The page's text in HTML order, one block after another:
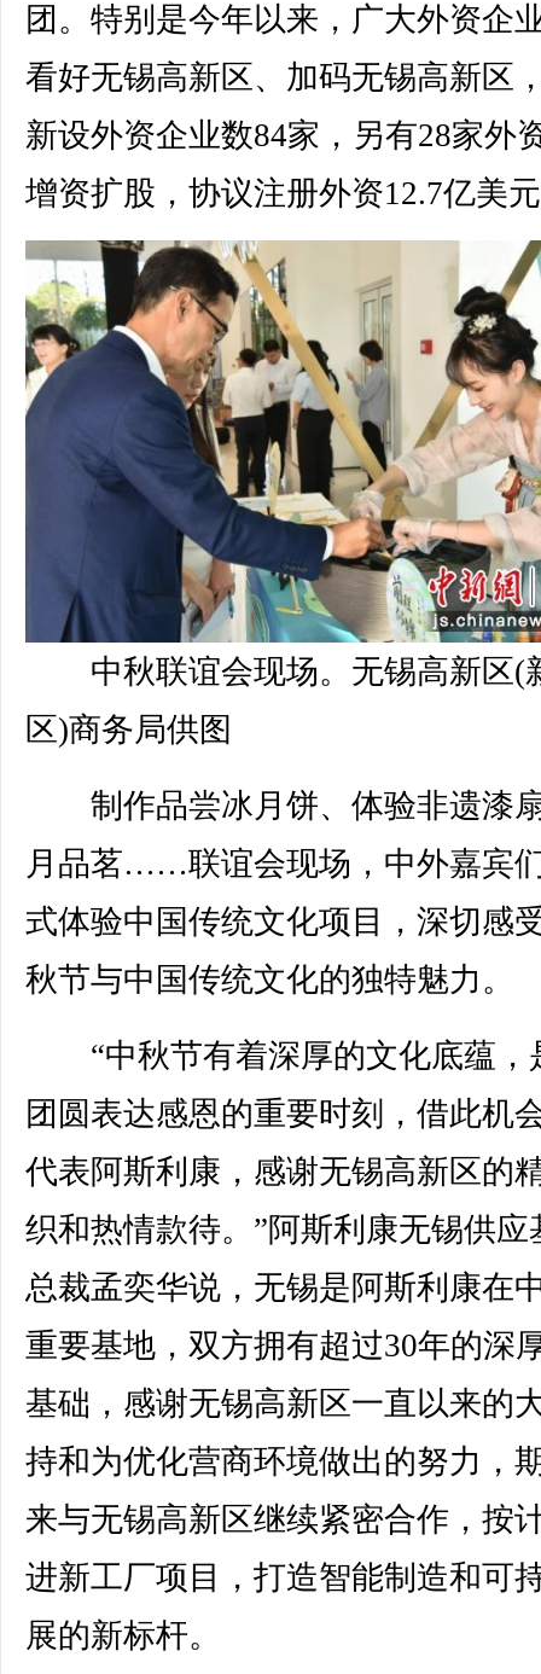
团。特别是今年以来，广大外资企
看好无锡高新区、加码无锡高新区
新设外资企业数84家，另有28家外
增资扩股，协议注册外资12.7亿美
中秋联谊会现场。无锡高新区(
区)商务局供图
制作品尝冰月饼、体验非遗漆
月品茗……联谊会现场，中外嘉宾
式体验中国传统文化项目，深切感
秋节与中国传统文化的独特魅力。
“中秋节有着深厚的文化底蕴，
团圆表达感恩的重要时刻，借此机
代表阿斯利康，感谢无锡高新区的
织和热情款待。”阿斯利康无锡供应
总裁孟奕华说，无锡是阿斯利康在
重要基地，双方拥有超过30年的深
基础，感谢无锡高新区一直以来的
持和为优化营商环境做出的努力，
来与无锡高新区继续紧密合作，按
进新工厂项目，打造智能制造和可
展的新标杆。